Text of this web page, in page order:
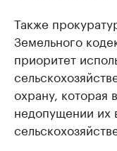
Также
Земельного
приоритет
охрану, которая
недопущении их